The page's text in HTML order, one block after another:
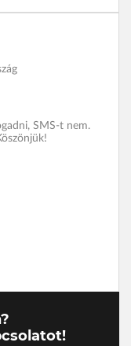
SMS-t nem.